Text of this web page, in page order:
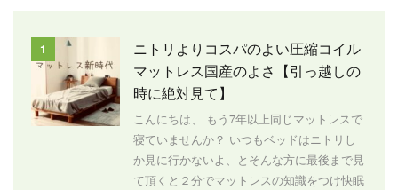
1
ニトリよりコスパのよい圧縮コイル
マットレス国産のよさ【引っ越しの
時に絶対見て】
こんにちは、 もう7年以上同じマットレスで
寝ていませんか？ いつもベッドはニトリし
か見に行かないよ、とそんな方に最後まで見
て頂くと２分でマットレスの知識をつけ快眠